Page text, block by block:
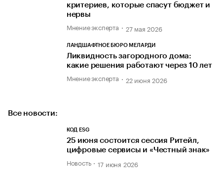
критериев, которые спасут бюджет и
нервы
Мнение эксперта 27 мая 2026
ЛАНДШАФТНОЕ БЮРО МЕЛАРДИ
Ликвидность загородного дома:
какие решения работают через 10 лет
Мнение эксперта 22 июня 2026
Все новости:
КОД ESG
25 июня состоится сессия Ритейл,
цифровые сервисы и «Честный знак»
Новость 17 июня 2026